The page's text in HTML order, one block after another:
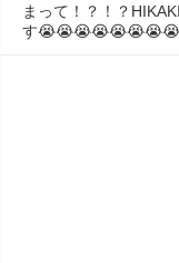
まって！？！？
す